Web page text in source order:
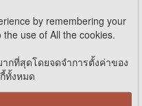
clean with Aloe Vera extract.
by remembering your
the use of All the cookies.
กที่สุดโดยจดจำการตั้งค่าของ
ทั้งหมด